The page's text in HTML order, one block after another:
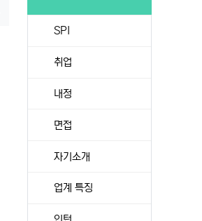
SPI
취업
내정
면접
자기소개
업계 특징